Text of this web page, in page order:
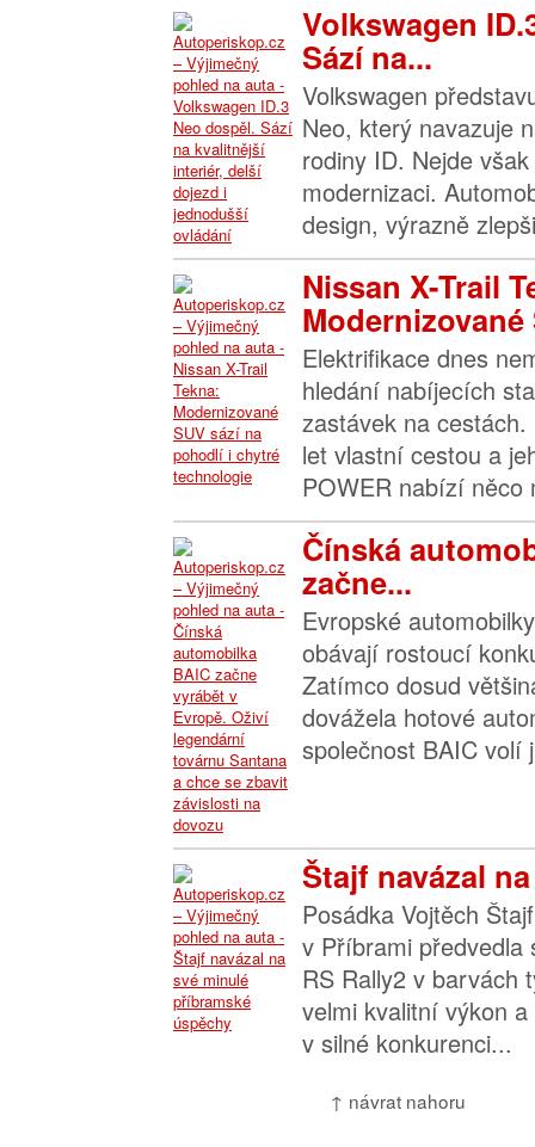
Volkswagen
Sází na...
Volkswagen
Neo, který navazuje
rodiny ID. Nejde
modernizaci.
design, výrazně
Nissan X-Trail
Modernizované
Elektrifikace dnes
hledání nabíjecích
zastávek na
let vlastní cestou a
POWER nabízí něco
Čínská
začne...
Evropské
obávají rostoucí
Zatímco dosud
dovážela hotové
společnost BAIC volí
Štajf navázal
Posádka Vojtěch
v Příbrami předvedla
RS Rally2 v barvách
velmi kvalitní výkon
v silné konkurenci...
↑ návrat nahoru